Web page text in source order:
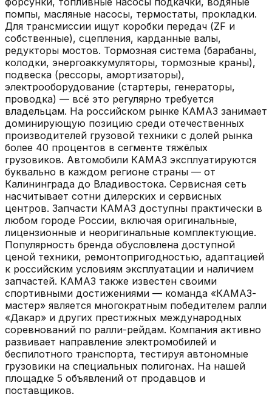
помпы, масляные насосы, термостаты, прокладки.
Для трансмиссии ищут коробки передач (ZF и
собственные), сцепления, карданные валы,
редукторы мостов. Тормозная система (барабаны,
колодки, энергоаккумуляторы, тормозные краны),
подвеска (рессоры, амортизаторы),
электрооборудование (стартеры, генераторы,
проводка) — всё это регулярно требуется
владельцам. На российском рынке КАМАЗ занимает
доминирующую позицию среди отечественных
производителей грузовой техники с долей рынка
более 40 процентов в сегменте тяжёлых
грузовиков. Автомобили КАМАЗ эксплуатируются
буквально в каждом регионе страны — от
Калининграда до Владивостока. Сервисная сеть
насчитывает сотни дилерских и сервисных
центров. Запчасти КАМАЗ доступны практически в
любом городе России, включая оригинальные,
лицензионные и неоригинальные комплектующие.
Популярность бренда обусловлена доступной
ценой техники, ремонтопригодностью, адаптацией
к российским условиям эксплуатации и наличием
запчастей. КАМАЗ также известен своими
спортивными достижениями — команда «КАМАЗ-
мастер» является многократным победителем ралли
«Дакар» и других престижных международных
соревнований по ралли-рейдам. Компания активно
развивает направление электромобилей и
беспилотного транспорта, тестируя автономные
грузовики на специальных полигонах. На нашей
площадке 5 объявлений от продавцов и
поставщиков.